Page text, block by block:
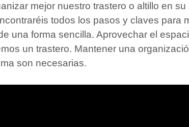
mejor nuestro trastero o altillo en
todos los pasos y claves para
una forma sencilla. Aprovechar el
un trastero. Mantener una
son necesarias.